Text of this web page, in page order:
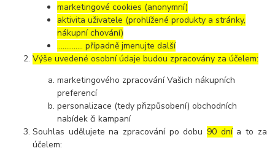
marketingové cookies (anonymní)
aktivita uživatele (prohlížené produkty a stránky,
nákupní chování)
………….. případně jmenujte další
Výše uvedené osobní údaje budou zpracovány za účelem:
marketingového zpracování Vašich nákupních
preferencí
personalizace (tedy přizpůsobení) obchodních
nabídek či kampaní
Souhlas udělujete na zpracování po dobu 90 dnía to za
účelem: